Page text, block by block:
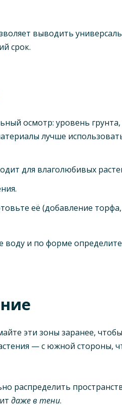
выводить
срок.
осмотр: уровень
лучше
для влаголюбивых
её (добавление
и по форме определите
эти зоны заранее,
— с южной стороны,
распределить
даже в тени.